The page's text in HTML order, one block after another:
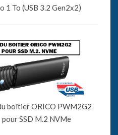
1 To (USB 3.2 Gen2x2)
boîtier ORICO PWM2G2
pour SSD M.2 NVMe